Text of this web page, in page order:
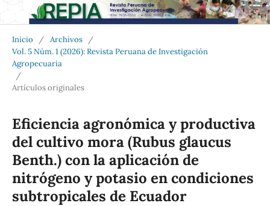
Inicio / Archivos
/
Vol. 5 Núm. 1 (2026): Revista Peruana de Investigación
Agropecuaria
/
Artículos originales
Eficiencia agronómica y productiva
del cultivo mora (Rubus glaucus
Benth.) con la aplicación de
nitrógeno y potasio en condiciones
subtropicales de Ecuador